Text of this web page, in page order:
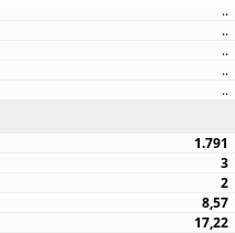
..
..
..
..
..
1.791
3
2
8,57
17,22